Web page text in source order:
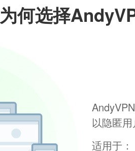
为何选择
以隐匿
适用于：